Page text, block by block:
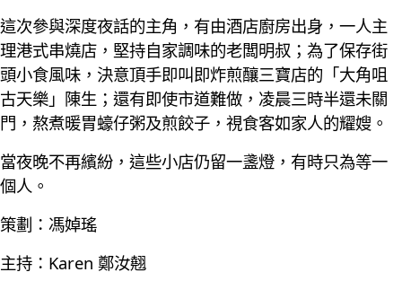
這次參與深度夜話的主角，有由酒店廚房出身，一人主
理港式串燒店，堅持自家調味的老闆明叔；為了保存街
頭小食風味，決意頂手即叫即炸煎釀三寶店的「大角咀
古天樂」陳生；還有即使市道難做，凌晨三時半還未關
門，熬煮暖胃蠔仔粥及煎餃子，視食客如家人的耀嫂。
當夜晚不再繽紛，這些小店仍留一盞燈，有時只為等一
個人。
策劃：馮婥瑤
主持：Karen 鄭汝翹